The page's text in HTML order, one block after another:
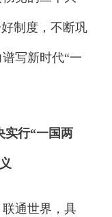
制度，不断巩
写新时代“一
实行“一国两
通世界，具